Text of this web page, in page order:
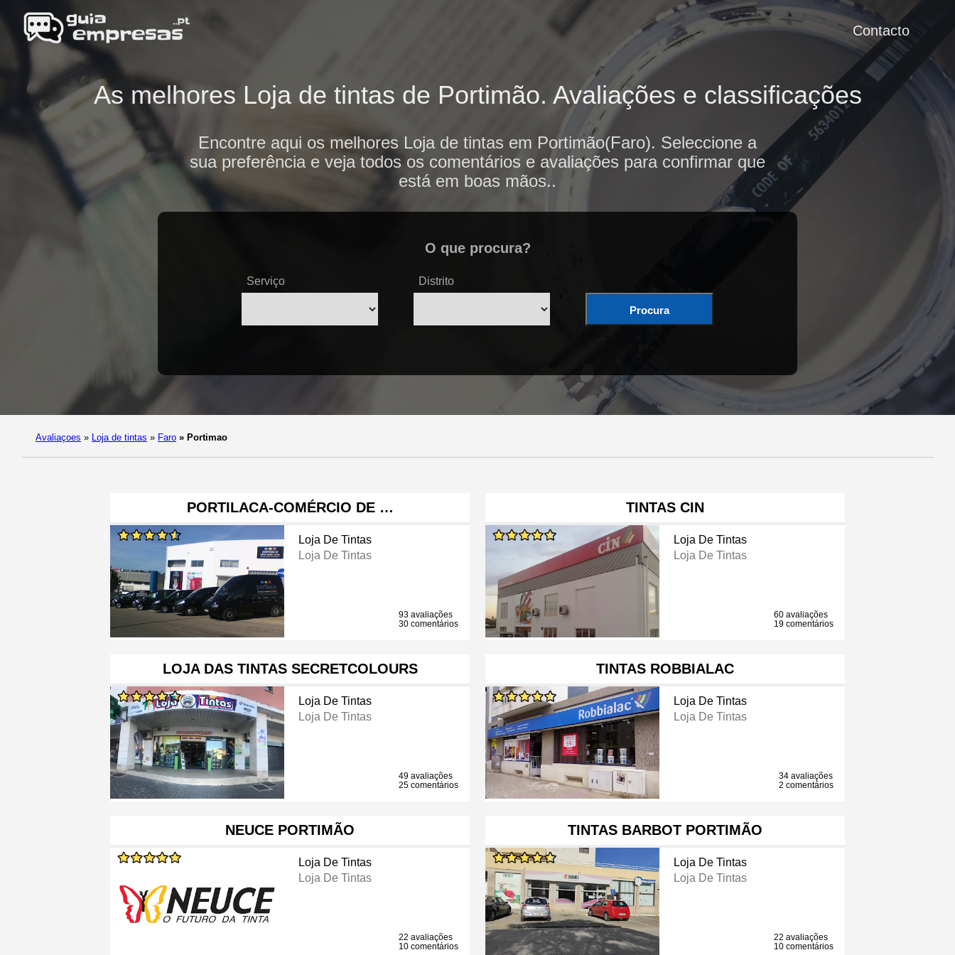
Contacto
As melhores Loja de tintas de Portimão. Avaliações e classificações
Encontre aqui os melhores Loja de tintas em Portimão(Faro). Seleccione a
sua preferência e veja todos os comentários e avaliações para confirmar que
está em boas mãos..
O que procura?
Serviço Distrito
Procura
Avaliaçoes » Loja de tintas » Faro » Portimao
PORTILACA-COMÉRCIO DE …
Loja De Tintas
Loja De Tintas
93 avaliações
30 comentários
TINTAS CIN
Loja De Tintas
Loja De Tintas
60 avaliações
19 comentários
LOJA DAS TINTAS SECRETCOLOURS
Loja De Tintas
Loja De Tintas
49 avaliações
25 comentários
TINTAS ROBBIALAC
Loja De Tintas
Loja De Tintas
34 avaliações
2 comentários
NEUCE PORTIMÃO
Loja De Tintas
Loja De Tintas
22 avaliações
10 comentários
TINTAS BARBOT PORTIMÃO
Loja De Tintas
Loja De Tintas
22 avaliações
10 comentários